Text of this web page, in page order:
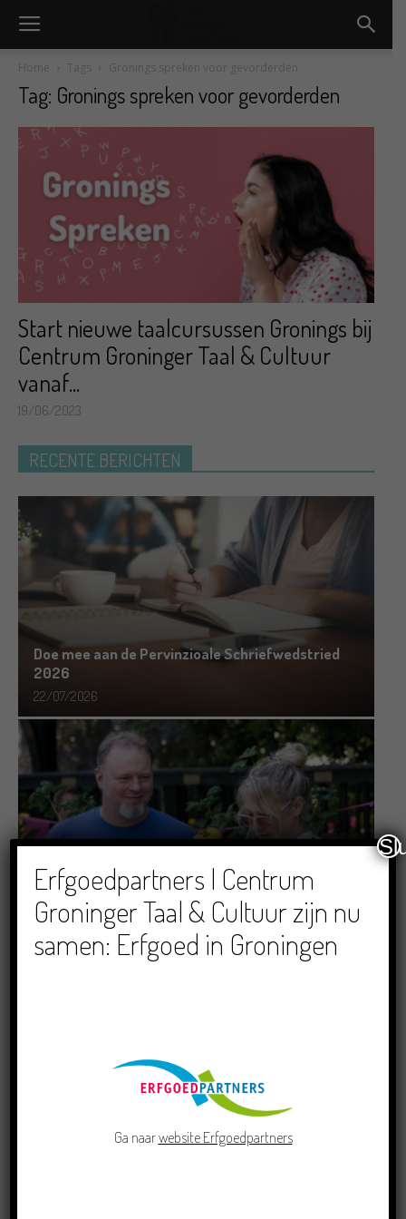
Home Tags Gronings spreken voor gevorderden
Tag: Gronings spreken voor gevorderden
Start nieuwe taalcursussen Gronings bij
Centrum Groninger Taal & Cultuur
vanaf...
19/06/2023
RECENTE BERICHTEN
Doe mee aan de Pervinzioale Schriefwedstried
2026
22/07/2026
Dichters in de Prinsentuin: Verslag Zomor Wat
Ommaans
29/06/2026
Crowdfunding voor bijzonder kinderboek met
Erfgoedpartners | Centrum
Groninger Taal & Cultuur zijn nu
samen: Erfgoed in Groningen
Ga naarwebsite Erfgoedpartners